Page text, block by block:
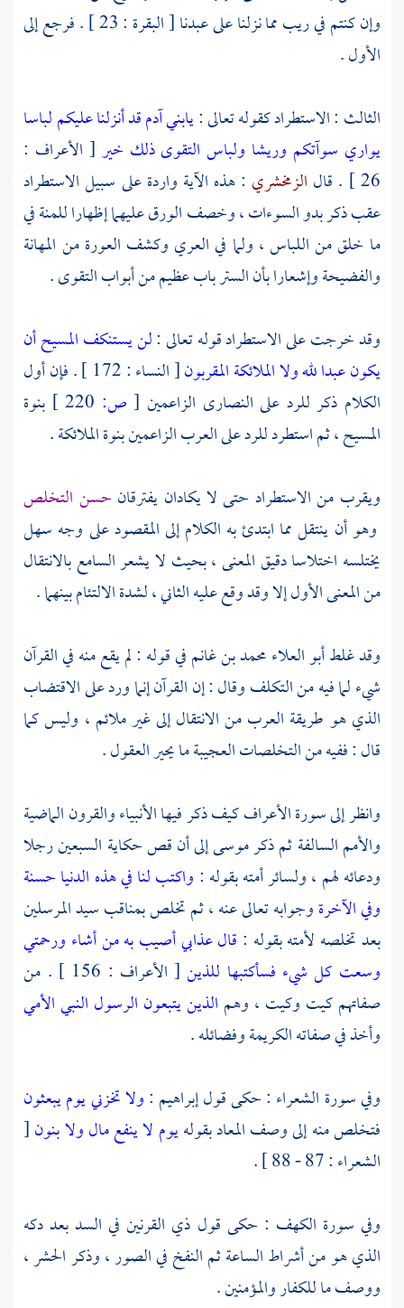
وإن كنتم في ريب مما نزلنا على عبدنا [ البقرة : 23 ] . فرجع إلى
الأول .
الثالث : الاستطراد كقوله تعالى :يابني آدم قد أنزلنا عليكم لباسا
يواري سوآتكم وريشا ولباس التقوى ذلك خير [ الأعراف :
26 ] . قال
الزمخشري : هذه الآية واردة على سبيل الاستطراد
عقب ذكر بدو السوءات ، وخصف الورق عليهما إظهارا للمنة في
ما خلق من اللباس ، ولما في العري وكشف العورة من المهانة
والفضيحة وإشعارا بأن الستر باب عظيم من أبواب التقوى .
وقد خرجت على الاستطراد قوله تعالى :لن يستنكف المسيح أن
يكون عبدا لله ولا الملائكة المقربون
[ النساء : 172 ] . فإن أول
الكلام ذكر للرد على النصارى الزاعمين [ ص:
بنوة
المسيح ،ثم استطرد للرد على العرب الزاعمين بنوة الملائكة .
ويقرب من الاستطراد حتى لا يكادان يفترقان حسن التخلص
وهو أن ينتقل مما ابتدئ به الكلام إلى المقصود على وجه سهل
يختلسه اختلاسا دقيق المعنى ، بحيث لا يشعر السامع بالانتقال
من المعنى الأول إلا وقد وقع عليه الثاني ، لشدة الالتئام بينهما .
وقد غلطأبو العلاء محمد بن غانمفي قوله : لم يقع منه في القرآن
شيء لما فيه من التكلف وقال : إن القرآن إنما ورد على الاقتضاب
الذي هو طريقة العرب من الانتقال إلى غير ملائم ، وليس كما
قال : ففيه من التخلصات العجيبة ما يحير العقول .
وانظر إلى سورة الأعراف كيف ذكر فيها الأنبياء والقرون الماضية
والأمم السالفة ثم ذكرموسىإلى أن قص حكاية السبعين رجلا
ودعائه لهم ، ولسائر أمته بقوله : واكتب لنا في هذه الدنيا حسنة
وفي الآخرةوجوابه تعالى عنه ، ثم تخلص بمناقب سيد المرسلين
بعد تخلصه لأمته بقوله : قال عذابي أصيب به من أشاء ورحمتي
وسعت كل شيء فسأكتبها للذين
[ الأعراف : 156 ] . من
صفاتهم كيت وكيت ، وهم الذين يتبعون الرسول النبي الأمي
وأخذ في صفاته الكريمة وفضائله .
وفي سورة الشعراء : حكى قولإبراهيم :ولا تخزني يوم يبعثون
فتخلص منه إلى وصف المعاد بقولهيوم لا ينفع مال ولا بنون[
الشعراء : 87 - 88 ] .
وفي سورة الكهف : حكى قول ذي القرنين في السد بعد دكه
الذي هو من أشراط الساعة ثم النفخ في الصور ، وذكر الحشر ،
ووصف ما للكفار والمؤمنين .